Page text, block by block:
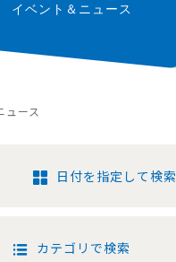
イベント＆ニュース
ュース
日付を指定して検索
カテゴリで検索